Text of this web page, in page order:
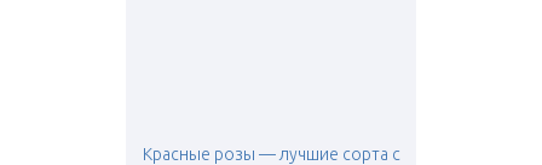
Красные розы — лучшие сорта с